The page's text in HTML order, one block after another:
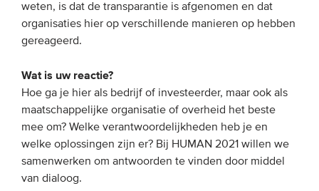
Kennisdeling
UITGEBREID ZOEKEN
weten, is dat de transparantie is afgenomen en dat
organisaties hier op verschillende manieren op hebben
gereageerd.
Wat is uw reactie?
Hoe ga je hier als bedrijf of investeerder, maar ook als
maatschappelijke organisatie of overheid het beste
mee om? Welke verantwoordelijkheden heb je en
welke oplossingen zijn er? Bij HUMAN 2021 willen we
samenwerken om antwoorden te vinden door middel
van dialoog.